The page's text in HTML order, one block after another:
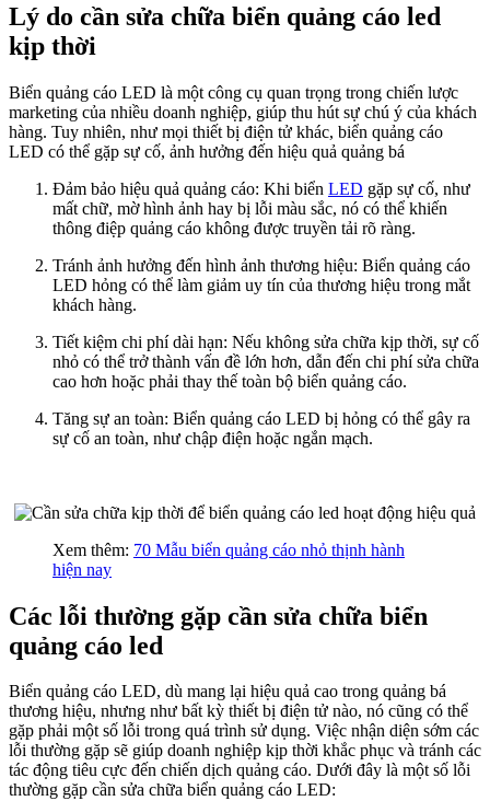
Lý do cần sửa chữa biển quảng cáo led
kịp thời
Biển quảng cáo LED là một công cụ quan trọng trong chiến lược
marketing của nhiều doanh nghiệp, giúp thu hút sự chú ý của khách
hàng. Tuy nhiên, như mọi thiết bị điện tử khác, biển quảng cáo
LED có thể gặp sự cố, ảnh hưởng đến hiệu quả quảng bá
Đảm bảo hiệu quả quảng cáo: Khi biển LED gặp sự cố, như
mất chữ, mờ hình ảnh hay bị lỗi màu sắc, nó có thể khiến
thông điệp quảng cáo không được truyền tải rõ ràng.
Tránh ảnh hưởng đến hình ảnh thương hiệu: Biển quảng cáo
LED hỏng có thể làm giảm uy tín của thương hiệu trong mắt
khách hàng.
Tiết kiệm chi phí dài hạn: Nếu không sửa chữa kịp thời, sự cố
nhỏ có thể trở thành vấn đề lớn hơn, dẫn đến chi phí sửa chữa
cao hơn hoặc phải thay thế toàn bộ biển quảng cáo.
Tăng sự an toàn: Biển quảng cáo LED bị hỏng có thể gây ra
sự cố an toàn, như chập điện hoặc ngắn mạch.
Xem thêm: 70 Mẫu biển quảng cáo nhỏ thịnh hành
hiện nay
Các lỗi thường gặp cần sửa chữa biển
quảng cáo led
Biển quảng cáo LED, dù mang lại hiệu quả cao trong quảng bá
thương hiệu, nhưng như bất kỳ thiết bị điện tử nào, nó cũng có thể
gặp phải một số lỗi trong quá trình sử dụng. Việc nhận diện sớm các
lỗi thường gặp sẽ giúp doanh nghiệp kịp thời khắc phục và tránh các
tác động tiêu cực đến chiến dịch quảng cáo. Dưới đây là một số lỗi
thường gặp cần sửa chữa biển quảng cáo LED: